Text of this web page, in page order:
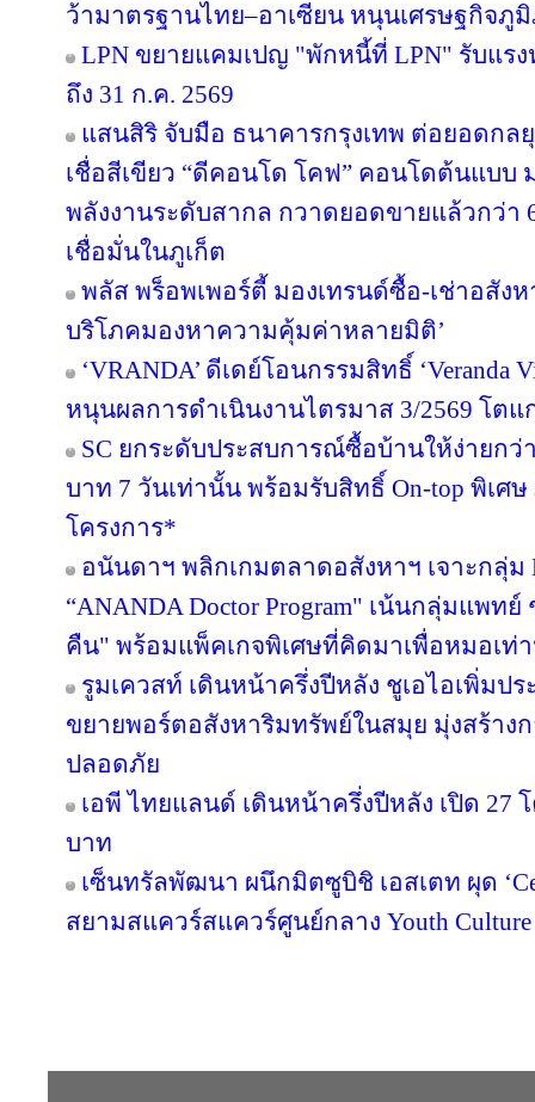
ว้ามาตรฐานไทย–อาเซียน หนุนเศรษฐกิจภู
LPN ขยายแคมเปญ "พักหนี้ที่ LPN" รับแร
ถึง 31 ก.ค. 2569
แสนสิริ จับมือ ธนาคารกรุงเทพ ต่อยอดก
เชื่อสีเขียว “ดีคอนโด โคฟ” คอนโดต้นแบบ
พลังงานระดับสากล กวาดยอดขายแล้วกว่า
เชื่อมั่นในภูเก็ต
พลัส พร็อพเพอร์ตี้ มองเทรนด์ซื้อ-เช่าอสัง
บริโภคมองหาความคุ้มค่าหลายมิติ’
‘VRANDA’ ดีเดย์โอนกรรมสิทธิ์ ‘Veranda
หนุนผลการดำเนินงานไตรมาส 3/2569 โตแ
SC ยกระดับประสบการณ์ซื้อบ้านให้ง่ายกว่
บาท 7 วันเท่านั้น พร้อมรับสิทธิ์ On-top พิเศษ
โครงการ*
อนันดาฯ พลิกเกมตลาดอสังหาฯ เจาะกลุ่ม
“ANANDA Doctor Program" เน้นกลุ่มแพท
คืน" พร้อมแพ็คเกจพิเศษที่คิดมาเพื่อหมอเท่
รูมเควสท์ เดินหน้าครึ่งปีหลัง ชูเอไอเพิ่มป
ขยายพอร์ตอสังหาริมทรัพย์ในสมุย มุ่งสร้าง
ปลอดภัย
เอพี ไทยแลนด์ เดินหน้าครึ่งปีหลัง เปิด 27
บาท
เซ็นทรัลพัฒนา ผนึกมิตซูบิชิ เอสเตท ผุด
สยามสแควร์สแควร์ศูนย์กลาง Youth